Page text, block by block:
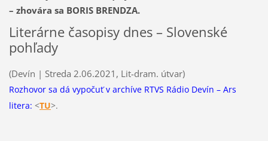
– zhovára sa BORIS BRENDZA.
Literárne časopisy dnes – Slovenské
pohľady
(Devín | Streda 2.06.2021, Lit-dram. útvar)
Rozhovor sa dá vypočuť v archíve RTVS Rádio Devín – Ars
litera: <TU>.